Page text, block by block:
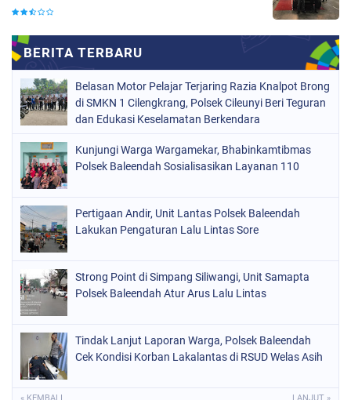
Belasan Motor Pelajar Terjaring Razia Knalpot Brong
di SMKN 1 Cilengkrang, Polsek Cileunyi Beri Teguran
dan Edukasi Keselamatan Berkendara
Kunjungi Warga Wargamekar, Bhabinkamtibmas
Polsek Baleendah Sosialisasikan Layanan 110
Pertigaan Andir, Unit Lantas Polsek Baleendah
Lakukan Pengaturan Lalu Lintas Sore
Strong Point di Simpang Siliwangi, Unit Samapta
Polsek Baleendah Atur Arus Lalu Lintas
Tindak Lanjut Laporan Warga, Polsek Baleendah
Cek Kondisi Korban Lakalantas di RSUD Welas Asih